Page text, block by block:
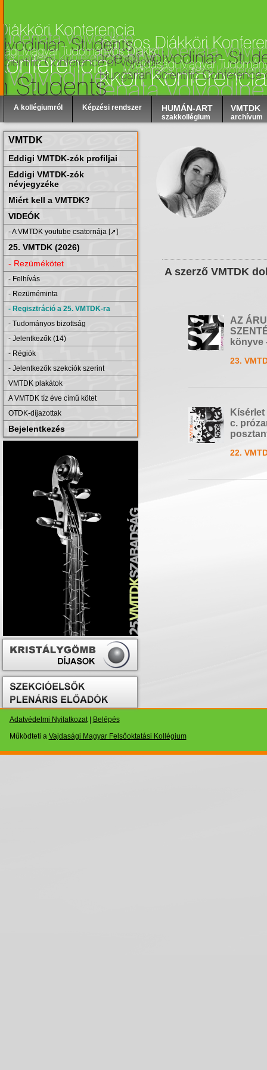
A kollégiumról Képzési rendszer HUMÁN-ART
szakkollégium
VMTDK
archívum
VMTDK
Eddigi VMTDK-zók profiljai
Eddigi VMTDK-zók
névjegyzéke
Miért kell a VMTDK?
VIDEÓK
- A VMTDK youtube csatornája [➚]
25. VMTDK (2026)
- Rezümékötet
- Felhívás
- Rezüméminta
- Regisztráció a 25. VMTDK-ra
- Tudományos bizottság
- Jelentkezők (14)
- Régiók
- Jelentkezők szekciók szerint
VMTDK plakátok
A VMTDK tíz éve című kötet
OTDK-díjazottak
Bejelentkezés
A szerző VMTDK
AZ
könyve
23.
c.
22.
Adatvédelmi Nyilatkozat|
Belépés
Működteti a Vajdasági Magyar Felsőoktatási Kollégium